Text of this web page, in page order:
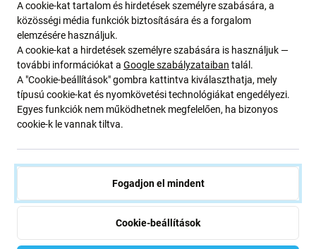
Minőség: Aftermarket PRO– Az Aftermarket PRO néven
értékesített kijelző ugyanazon szabványok, specifikációk
és anyagok szerint készül, mint az eredeti. Az
utángyártott PRO minőségű kijelzők OLED technológiával
rendelkeznek. Az Aftermarket PRO kijelzők szállítóját
beszerzési osztályunk választja ki, hogy megfeleljen a
legmagasabb minőségi követelményeknek. Ez az eredeti
funkcionalitásban, a minőségben vagy a megjelenésben.
Ha többet szeretne megtudni a minőségről, olvassa el
blogunkat, ahol részletesebben a minőségre
A cookie-kat tartalom és hirdetések személyre szabására, a
közösségi média funkciók biztosítására és a forgalom
elemzésére használjuk.
A cookie-kat a hirdetések személyre szabására is használjuk —
további információkat a Google szabályzataiban talál.
A "Cookie-beállítások" gombra kattintva kiválaszthatja, mely
típusú cookie-kat és nyomkövetési technológiákat engedélyezi.
Egyes funkciók nem működhetnek megfelelően, ha bizonyos
cookie-k le vannak tiltva.
Fogadjon el mindent
Cookie-beállítások